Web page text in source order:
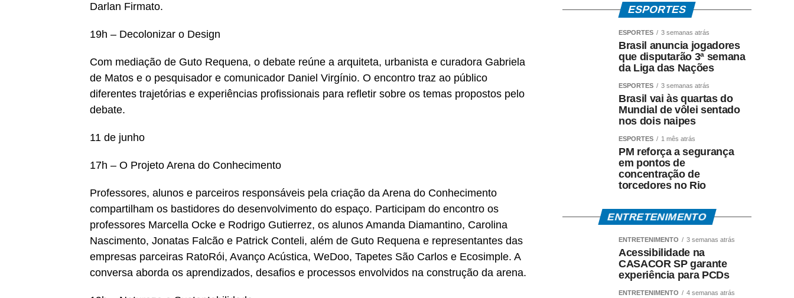
Darlan Firmato.
19h – Decolonizar o Design
Com mediação de Guto Requena, o debate reúne a arquiteta, urbanista e curadora Gabriela
de Matos e o pesquisador e comunicador Daniel Virgínio. O encontro traz ao público
diferentes trajetórias e experiências profissionais para refletir sobre os temas propostos pelo
debate.
11 de junho
17h – O Projeto Arena do Conhecimento
Professores, alunos e parceiros responsáveis pela criação da Arena do Conhecimento
compartilham os bastidores do desenvolvimento do espaço. Participam do encontro os
professores Marcella Ocke e Rodrigo Gutierrez, os alunos Amanda Diamantino, Carolina
Nascimento, Jonatas Falcão e Patrick Conteli, além de Guto Requena e representantes das
empresas parceiras RatoRói, Avanço Acústica, WeDoo, Tapetes São Carlos e Ecosimple. A
conversa aborda os aprendizados, desafios e processos envolvidos na construção da arena.
ESPORTES
ESPORTES 3 semanas atrás
Brasil anuncia jogadores
que disputarão 3ª semana
da Liga das Nações
ESPORTES 3 semanas atrás
Brasil vai às quartas do
Mundial de vôlei sentado
nos dois naipes
ESPORTES 1 mês atrás
PM reforça a segurança
em pontos de
concentração de
torcedores no Rio
ENTRETENIMENTO
ENTRETENIMENTO 3 semanas atrás
Acessibilidade na
CASACOR SP garante
experiência para PCDs
ENTRETENIMENTO 4 semanas atrás